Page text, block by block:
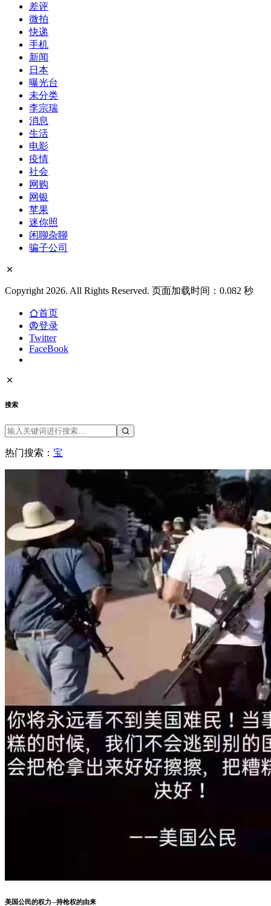
差评
微拍
快递
手机
新闻
日本
曝光台
未分类
李宗瑞
消息
生活
电影
疫情
社会
网购
网银
苹果
迷你照
闲聊杂聊
骗子公司
Copyright 2026. All Rights Reserved. 页面加载时间：0.082 秒
首页
登录
Twitter
FaceBook
搜索
热门搜索： 宝
美国公民的权力--持枪权的由来